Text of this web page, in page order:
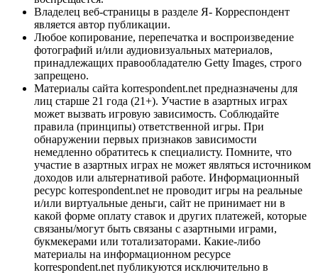
Владелец веб-страницы в разделе Я- Корреспондент
является автор публикации.
Любое копирование, перепечатка и воспроизведение
фотографий и/или аудиовизуальных материалов,
принадлежащих правообладателю Getty Images, строго
запрещено.
Материалы сайта korrespondent.net предназначены для
лиц старше 21 года (21+). Участие в азартных играх
может вызвать игровую зависимость. Соблюдайте
правила (принципы) ответственной игры. При
обнаружении первых признаков зависимости
немедленно обратитесь к специалисту. Помните, что
участие в азартных играх не может являться источником
доходов или альтернативой работе. Информационный
ресурс korrespondent.net не проводит игры на реальные
и/или виртуальные деньги, сайт не принимает ни в
какой форме оплату ставок и других платежей, которые
связаны/могут быть связаны с азартными играми,
букмекерами или тотализаторами. Какие-либо
материалы на информационном ресурсе
korrespondent.net публикуются исключительно в